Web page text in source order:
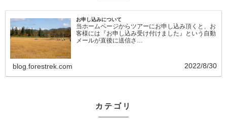
お申し込みについて
当ホームページからツアーにお申し込み頂くと、お
客様には『お申し込み受け付けました』という自動
メールが直後に送信さ…
blog.forestrek.com 2022/8/30
カテゴリ